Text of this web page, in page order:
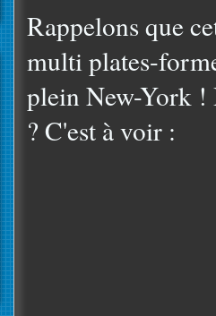
Rappelons que
multi plates-
plein New-York !
? C'est à voir :